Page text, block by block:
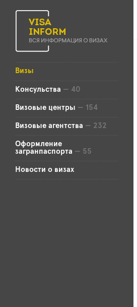
Визы
Консульства — 40
Визовые центры — 154
Визовые агентства — 232
Оформление
загранпаспорта — 55
Новости о визах